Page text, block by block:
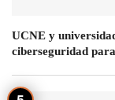
UCNE y
ciberseguridad